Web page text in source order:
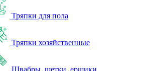
Тряпки для пола
Тряпки хозяйственные
Швабры, щетки, ершики